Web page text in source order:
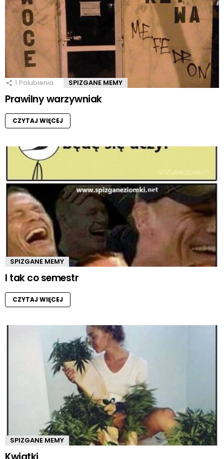
1 Polubienia SPIZGANE MEMY
Prawilny warzywniak
CZYTAJ WIĘCEJ
SPIZGANE MEMY
I tak co semestr
CZYTAJ WIĘCEJ
SPIZGANE MEMY